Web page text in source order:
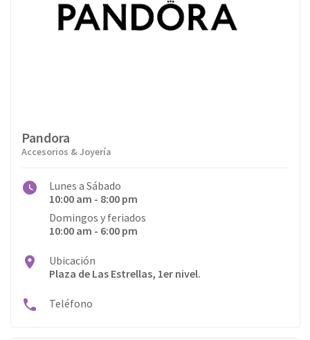
Pandora
Accesorios & Joyería
Lunes a Sábado
10:00 am - 8:00 pm
Domingos y feriados
10:00 am - 6:00 pm
Ubicación
Plaza de Las Estrellas, 1er nivel.
Teléfono